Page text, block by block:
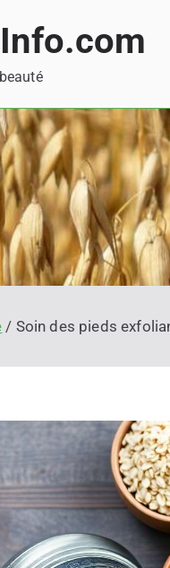
Soin des pieds